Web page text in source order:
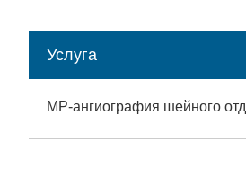
Услуга
МР-ангиография шейного